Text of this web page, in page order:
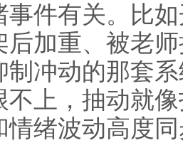
事件有关。比
后加重、被老
制冲动的那套
不上，抽动就
情绪波动高度